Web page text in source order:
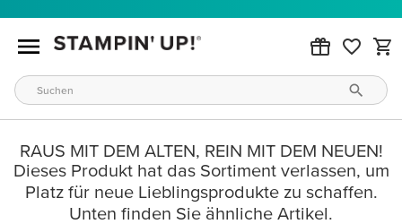
RAUS MIT DEM ALTEN, REIN MIT DEM NEUEN!
Dieses Produkt hat das Sortiment verlassen, um
Platz für neue Lieblingsprodukte zu schaffen.
Unten finden Sie ähnliche Artikel.